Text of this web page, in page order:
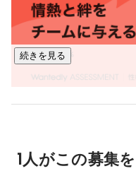
す。
また、メンバー全員が現
開発、進行管理まで一貫
な課題」に伴走しながら
領域で新しい価値を生み
続きを見る
1人がこの募集